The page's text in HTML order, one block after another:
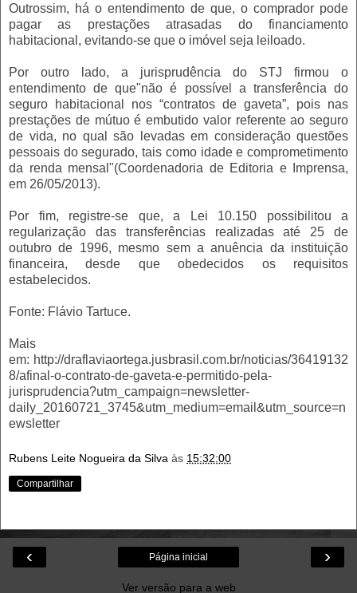
Outrossim, há o entendimento de que, o comprador pode
pagar as prestações atrasadas do financiamento
habitacional, evitando-se que o imóvel seja leiloado.
Por outro lado, a jurisprudência do STJ firmou o
entendimento de que"não é possível a transferência do
seguro habitacional nos “contratos de gaveta”, pois nas
prestações de mútuo é embutido valor referente ao seguro
de vida, no qual são levadas em consideração questões
pessoais do segurado, tais como idade e comprometimento
da renda mensal"(Coordenadoria de Editoria e Imprensa,
em 26/05/2013).
Por fim, registre-se que, a Lei 10.150 possibilitou a
regularização das transferências realizadas até 25 de
outubro de 1996, mesmo sem a anuência da instituição
financeira, desde que obedecidos os requisitos
estabelecidos.
Fonte: Flávio Tartuce.
Mais
em: http://draflaviaortega.jusbrasil.com.br/noticias/36419132
8/afinal-o-contrato-de-gaveta-e-permitido-pela-
jurisprudencia?utm_campaign=newsletter-
daily_20160721_3745&utm_medium=email&utm_source=n
ewsletter
Rubens Leite Nogueira da Silva às 15:32:00
Compartilhar
‹ ›
Página inicial
Ver versão para a web